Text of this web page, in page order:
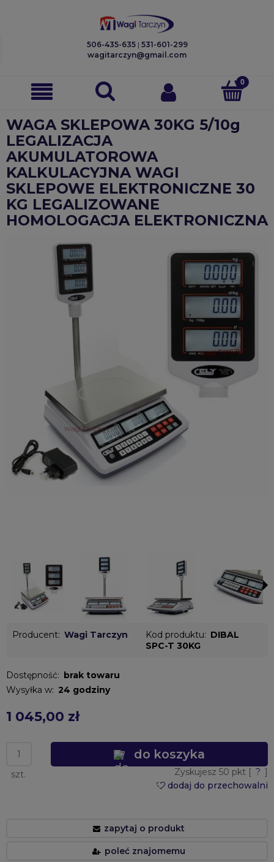
506-435-635 | 531-601-299
wagitarczyn@gmail.com
WAGA SKLEPOWA 30KG 5/10g
LEGALIZACJA
AKUMULATOROWA
KALKULACYJNA WAGI
SKLEPOWE ELEKTRONICZNE 30
KG LEGALIZOWANE
HOMOLOGACJA ELEKTRONICZNA
Producent: Wagi Tarczyn Kod produktu: DIBAL
SPC-T 30KG
Dostępność: brak towaru
Wysyłka w: 24 godziny
1 045,00 zł
szt.
do koszyka
Zyskujesz 50 pkt [ ? ]
dodaj do przechowalni
zapytaj o produkt
poleć znajomemu